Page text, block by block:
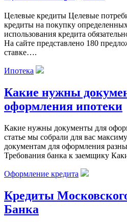
Целевые кредиты Целевые
кредиты на покупку
использования кредита
На сайте представлено 180
ставке….
Ипотека
Какие нужны
оформления ипотеки
Какие нужны документы для
статье мы собрали для вас
документам для оформления
Требования банка к заемщику
Оформление кредита
Кредиты
Банка